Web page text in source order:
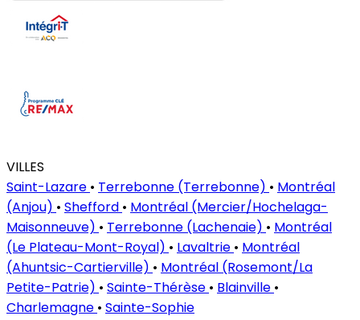
VILLES
Saint-Lazare • Terrebonne (Terrebonne) • Montréal
(Anjou) • Shefford • Montréal (Mercier/Hochelaga-
Maisonneuve) • Terrebonne (Lachenaie) • Montréal
(Le Plateau-Mont-Royal) • Lavaltrie • Montréal
(Ahuntsic-Cartierville) • Montréal (Rosemont/La
Petite-Patrie) • Sainte-Thérèse • Blainville •
Charlemagne • Sainte-Sophie